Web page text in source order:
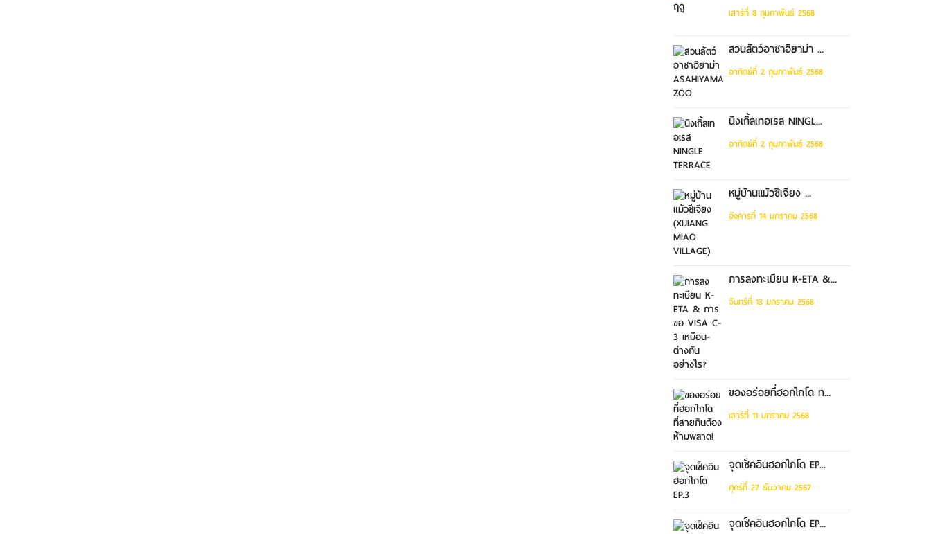
เสาร์ที่ 8 กุมภาพันธ์ 2568
สวนสัตว์อาซาฮิยาม่า ...
อาทิตย์ที่ 2 กุมภาพันธ์ 2568
นิงเกิ้ลเทอเรส NINGL...
อาทิตย์ที่ 2 กุมภาพันธ์ 2568
หมู่บ้านแม้วซีเจียง ...
อังคารที่ 14 มกราคม 2568
การลงทะเบียน K-ETA &...
จันทร์ที่ 13 มกราคม 2568
ของอร่อยที่ฮอกไกโด ท...
เสาร์ที่ 11 มกราคม 2568
จุดเช็คอินฮอกไกโด EP...
ศุกร์ที่ 27 ธันวาคม 2567
จุดเช็คอินฮอกไกโด EP...